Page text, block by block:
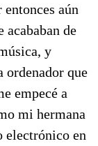
aún
acababan de
y
ordenador que
empecé a
mi hermana
electrónico en